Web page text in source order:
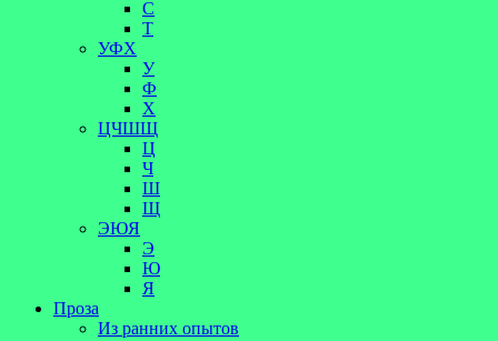
С
Т
УФХ
У
Ф
Х
ЦЧШЩ
Ц
Ч
Ш
Щ
ЭЮЯ
Э
Ю
Я
Проза
Из ранних опытов